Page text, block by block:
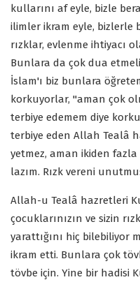
kullarını af eyle, bizle
ilimler ikram eyle, bizlerle
rızklar, evlenme ihtiyacı
Bunlara da çok dua
İslam'ı biz bunlara
korkuyorlar, "aman çok
terbiye edemem diye
terbiye eden Allah Tealâ
yetmez, aman ikiden
lazım. Rızk vereni
Allah-u Tealâ hazretleri
çocuklarınızın ve sizin
yarattığını hiç bilebiliyor
ikram etti. Bunlara çok
tövbe için. Yine bir hadisi